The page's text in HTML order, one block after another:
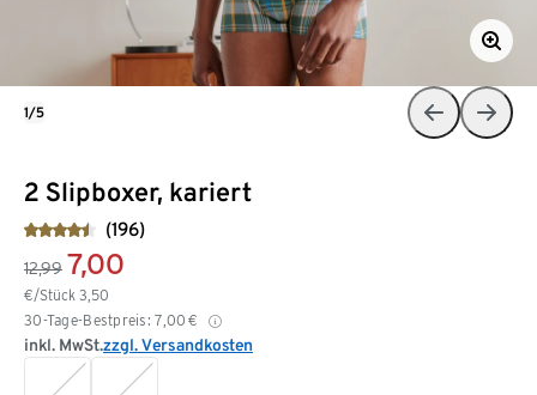
2 Slipboxer, kariert
(196)
12,99 7,00
€/Stück 3,50
30-Tage-Bestpreis: 7,00 €
inkl. MwSt.zzgl. Versandkosten
1/5